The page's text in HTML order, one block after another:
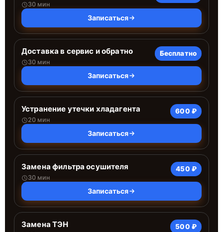
30 мин
Записаться
Доставка в сервис и обратно
30 мин
Бесплатно
Записаться
Устранение утечки хладагента
20 мин
600 ₽
Записаться
Замена фильтра осушителя
30 мин
450 ₽
Записаться
Замена ТЭН 500 ₽